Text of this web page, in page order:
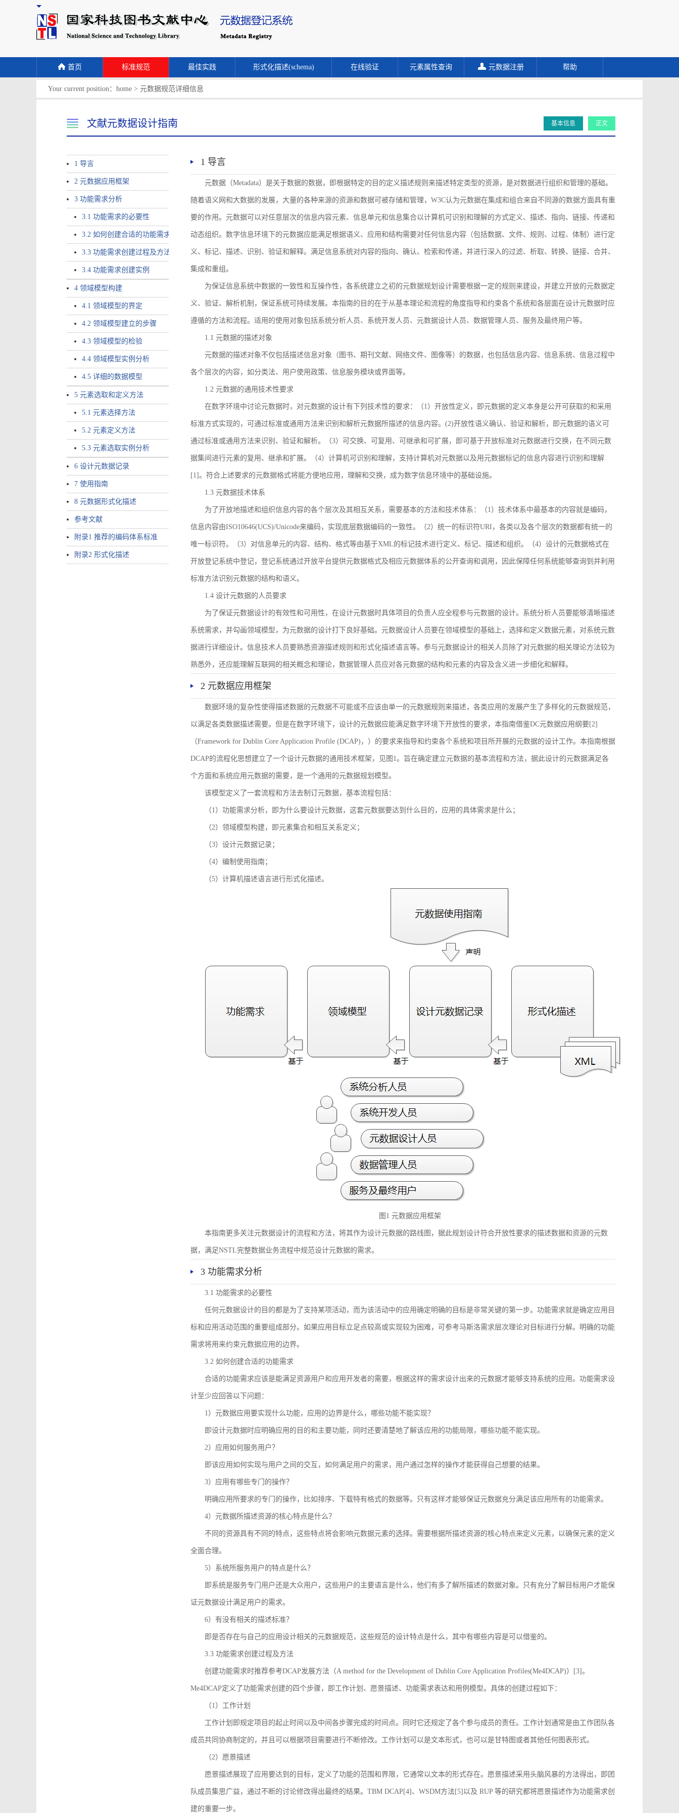
首页 标准规范 最佳实践 形式化描述(schema) 在线验证 元素属性查询 元数据注册 帮助
Your current position： home > 元数据规范详细信息
文献元数据设计指南 基本信息 正文
1 导言
2 元数据应用框架
3 功能需求分析
3.1 功能需求的必要性
3.2 如何创建合适的功能需求
3.3 功能需求创建过程及方法
3.4 功能需求创建实例
4 领域模型构建
4.1 领域模型的界定
4.2 领域模型建立的步骤
4.3 领域模型的检验
4.4 领域模型实例分析
4.5 详细的数据模型
5 元素选取和定义方法
5.1 元素选择方法
5.2 元素定义方法
5.3 元素选取实例分析
6 设计元数据记录
7 使用指南
8 元数据形式化描述
参考文献
附录1 推荐的编码体系标准
附录2 形式化描述
1 导言
元数据（Metadata）是关于数据的数据，即根据特定的目的定义描述规则来描述特定类型的资源，是对数据进行组织和管理的基础。
随着语义网和大数据的发展，大量的各种来源的资源和数据可被存储和管理，W3C认为元数据在集成和组合来自不同源的数据方面具有重
要的作用。元数据可以对任意层次的信息内容元素、信息单元和信息集合以计算机可识别和理解的方式定义、描述、指向、链接、传递和
动态组织。数字信息环境下的元数据应能满足根据语义、应用和结构需要对任何信息内容（包括数据、文件、规则、过程、体制）进行定
义、标记、描述、识别、验证和解释。满足信息系统对内容的指向、确认、检索和传递，并进行深入的过滤、析取、转换、链接、合并、
集成和重组。
为保证信息系统中数据的一致性和互操作性，各系统建立之初的元数据规划设计需要根据一定的规则来建设，并建立开放的元数据定
义、验证、解析机制，保证系统可持续发展。本指南的目的在于从基本理论和流程的角度指导和约束各个系统和各层面在设计元数据时应
遵循的方法和流程。适用的使用对象包括系统分析人员、系统开发人员、元数据设计人员、数据管理人员、服务及最终用户等。
1.1 元数据的描述对象
元数据的描述对象不仅包括描述信息对象（图书、期刊文献、网络文件、图像等）的数据，也包括信息内容、信息系统、信息过程中
各个层次的内容，如分类法、用户使用政策、信息服务模块或界面等。
1.2 元数据的通用技术性要求
在数字环境中讨论元数据时，对元数据的设计有下列技术性的要求：（1）开放性定义，即元数据的定义本身是公开可获取的和采用
标准方式实现的，可通过标准或通用方法来识别和解析元数据所描述的信息内容。(2)开放性语义确认、验证和解析，即元数据的语义可
通过标准或通用方法来识别、验证和解析。（3）可交换、可复用、可继承和可扩展，即可基于开放标准对元数据进行交换，在不同元数
据集间进行元素的复用、继承和扩展。（4）计算机可识别和理解，支持计算机对元数据以及用元数据标记的信息内容进行识别和理解
[1]。符合上述要求的元数据格式将能方便地应用，理解和交换，成为数字信息环境中的基础设施。
1.3 元数据技术体系
为了开放地描述和组织信息内容的各个层次及其相互关系，需要基本的方法和技术体系：（1）技术体系中最基本的内容就是编码，
信息内容由ISO10646(UCS)/Unicode来编码，实现底层数据编码的一致性。（2）统一的标识符URI，各类以及各个层次的数据都有统一的
唯一标识符。（3）对信息单元的内容、结构、格式等由基于XML的标记技术进行定义、标记、描述和组织。（4）设计的元数据格式在
开放登记系统中登记，登记系统通过开放平台提供元数据格式及相应元数据体系的公开查询和调用，因此保障任何系统能够查询到并利用
标准方法识别元数据的结构和语义。
1.4 设计元数据的人员要求
为了保证元数据设计的有效性和可用性，在设计元数据时具体项目的负责人应全程参与元数据的设计。系统分析人员要能够清晰描述
系统需求，并勾画领域模型，为元数据的设计打下良好基础。元数据设计人员要在领域模型的基础上，选择和定义数据元素，对系统元数
据进行详细设计。信息技术人员要熟悉资源描述规则和形式化描述语言等。参与元数据设计的相关人员除了对元数据的相关理论方法较为
熟悉外，还应能理解互联网的相关概念和理论，数据管理人员应对各元数据的结构和元素的内容及含义进一步细化和解释。
2 元数据应用框架
数据环境的复杂性使得描述数据的元数据不可能或不应该由单一的元数据规则来描述，各类应用的发展产生了多样化的元数据规范，
以满足各类数据描述需要。但是在数字环境下，设计的元数据应能满足数字环境下开放性的要求，本指南借鉴DC元数据应用纲要[2]
（Framework for Dublin Core Application Profile (DCAP)，）的要求来指导和约束各个系统和项目所开展的元数据的设计工作。本指南根据
DCAP的流程化思想建立了一个设计元数据的通用技术框架，见图1。旨在确定建立元数据的基本流程和方法，据此设计的元数据满足各
个方面和系统应用元数据的需要，是一个通用的元数据规划模型。
该模型定义了一套流程和方法去制订元数据，基本流程包括：
（1）功能需求分析，即为什么要设计元数据，这套元数据要达到什么目的，应用的具体需求是什么；
（2）领域模型构建，即元素集合和相互关系定义；
（3）设计元数据记录；
（4）编制使用指南；
（5）计算机描述语言进行形式化描述。
图1 元数据应用框架
本指南更多关注元数据设计的流程和方法，将其作为设计元数据的路线图，据此规划设计符合开放性要求的描述数据和资源的元数
据，满足NSTL完整数据业务流程中规范设计元数据的需求。
3 功能需求分析
3.1 功能需求的必要性
任何元数据设计的目的都是为了支持某项活动，而为该活动中的应用确定明确的目标是非常关键的第一步。功能需求就是确定应用目
标和应用活动范围的重要组成部分。如果应用目标立足点较高或实现较为困难，可参考马斯洛需求层次理论对目标进行分解。明确的功能
需求将用来约束元数据应用的边界。
3.2 如何创建合适的功能需求
合适的功能需求应该是能满足资源用户和应用开发者的需要，根据这样的需求设计出来的元数据才能够支持系统的应用。功能需求设
计至少应回答以下问题：
1）元数据应用要实现什么功能，应用的边界是什么，哪些功能不能实现？
即设计元数据时应明确应用的目的和主要功能，同时还要清楚地了解该应用的功能局限，哪些功能不能实现。
2）应用如何服务用户？
即该应用如何实现与用户之间的交互，如何满足用户的需求，用户通过怎样的操作才能获得自己想要的结果。
3）应用有哪些专门的操作？
明确应用所要求的专门的操作，比如排序、下载特有格式的数据等。只有这样才能够保证元数据充分满足该应用所有的功能需求。
4）元数据所描述资源的核心特点是什么？
不同的资源具有不同的特点，这些特点将会影响元数据元素的选择。需要根据所描述资源的核心特点来定义元素，以确保元素的定义
全面合理。
5）系统所服务用户的特点是什么？
即系统是服务专门用户还是大众用户，这些用户的主要语言是什么，他们有多了解所描述的数据对象。只有充分了解目标用户才能保
证元数据设计满足用户的需求。
6）有没有相关的描述标准？
即是否存在与自己的应用设计相关的元数据规范，这些规范的设计特点是什么，其中有哪些内容是可以借鉴的。
3.3 功能需求创建过程及方法
创建功能需求时推荐参考DCAP发展方法（A method for the Development of Dublin Core Application Profiles(Me4DCAP)）[3]。
Me4DCAP定义了功能需求创建的四个步骤，即工作计划、愿景描述、功能需求表达和用例模型。具体的创建过程如下：
（1）工作计划
工作计划即规定项目的起止时间以及中间各步骤完成的时间点。同时它还规定了各个参与成员的责任。工作计划通常是由工作团队各
成员共同协商制定的，并且可以根据项目需要进行不断修改。工作计划可以是文本形式，也可以是甘特图或者其他任何图表形式。
（2）愿景描述
愿景描述展现了应用要达到的目标，定义了功能的范围和界限，它通常以文本的形式存在。愿景描述采用头脑风暴的方法得出，即团
队成员集思广益，通过不断的讨论修改得出最终的结果。TBM DCAP[4]、WSDM方法[5]以及 RUP 等的研究都将愿景描述作为功能需求创
建的重要一步。